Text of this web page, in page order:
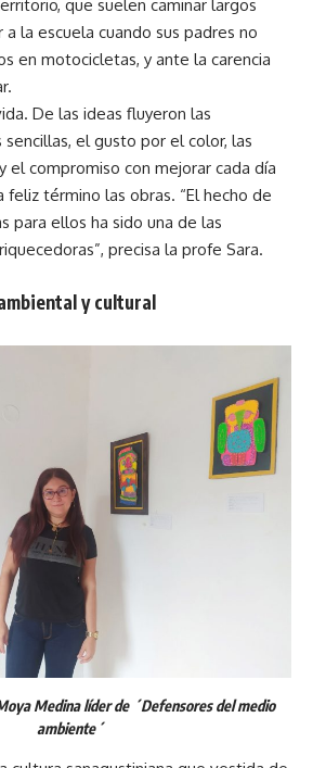
que suelen caminar largos
la escuela cuando sus padres no
en motocicletas, y ante la carencia
De las ideas fluyeron las
el gusto por el color, las
el compromiso con mejorar cada día
feliz término las obras. “El hecho de
para ellos ha sido una de las
precisa la profe Sara.
y cultural
Medina líder de ´Defensores del medio
ambiente´